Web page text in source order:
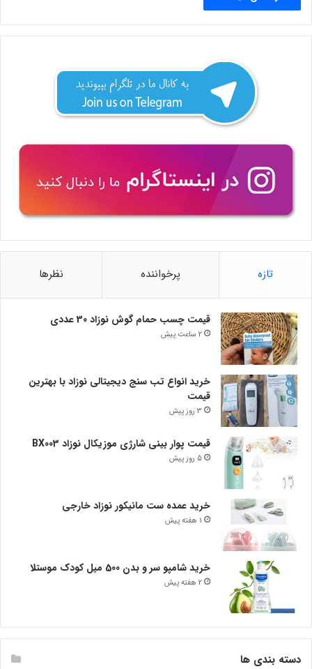
تازه پرخواننده نظرها
قیمت چسب حمام گوش نوزاد 30 عددی
2 ساعت پیش
خرید انواع تب سنج دیجیتالی نوزاد با بهترین
قیمت
3 روز پیش
قیمت پوار بینی شارژی موزیکال نوزاد BX003
5 روز پیش
خرید عمده ست مانیکور نوزاد خارجی
1 هفته پیش
خرید شامپو سر و بدن 500 میل کودک موستلا
2 هفته پیش
دسته بندی ها